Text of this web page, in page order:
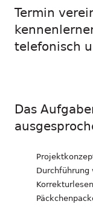
Termin
telefonisch
Das
Durchführung
Korrekturlesen